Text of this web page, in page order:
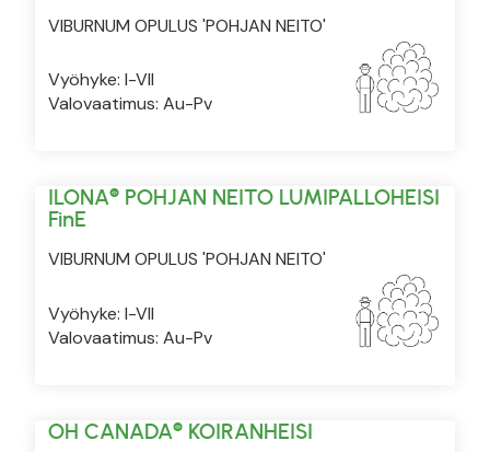
VIBURNUM OPULUS 'POHJAN NEITO'
Vyöhyke: I-VII
Valovaatimus: Au-Pv
ILONA® POHJAN NEITO LUMIPALLOHEISI
FinE
VIBURNUM OPULUS 'POHJAN NEITO'
Vyöhyke: I-VII
Valovaatimus: Au-Pv
OH CANADA® KOIRANHEISI